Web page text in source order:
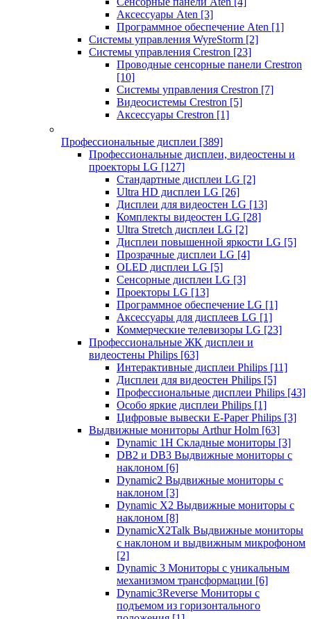
Аксессуары Aten [3]
Программное обеспечение Aten [1]
Системы управления WyreStorm [2]
Системы управления Crestron [23]
Проводные сенсорные панели Crestron
[10]
Системы управления Crestron [7]
Видеосистемы Crestron [5]
Аксессуары Crestron [1]
Профессиональные дисплеи [389]
Профессиональные дисплеи, видеостены и
проекторы LG [127]
Стандартные дисплеи LG [2]
Ultra HD дисплеи LG [26]
Дисплеи для видеостен LG [13]
Комплекты видеостен LG [28]
Ultra Stretch дисплеи LG [2]
Дисплеи повышенной яркости LG [5]
Прозрачные дисплеи LG [4]
OLED дисплеи LG [5]
Сенсорные дисплеи LG [3]
Проекторы LG [13]
Программное обеспечение LG [1]
Аксессуары для дисплеев LG [1]
Коммерческие телевизоры LG [23]
Профессиональные ЖК дисплеи и
видеостены Philips [63]
Интерактивные дисплеи Philips [11]
Дисплеи для видеостен Philips [5]
Профессиональные дисплеи Philips [43]
Особо яркие дисплеи Philips [1]
Цифровые вывески E-Paper Philips [3]
Выдвижные мониторы Arthur Holm [63]
Dynamic 1Н Складные мониторы [3]
DB2 и DB3 Выдвижные мониторы с
наклоном [6]
Dynamic2 Выдвижные мониторы с
наклоном [3]
Dynamic X2 Выдвижные мониторы с
наклоном [8]
DynamicX2Talk Выдвижные мониторы
с наклоном и выдвижным микрофоном
[2]
Dynamic 3 Мониторы с уникальным
механизмом трансформации [6]
Dynamic3Reverse Мониторы с
подъемом из горизонтального